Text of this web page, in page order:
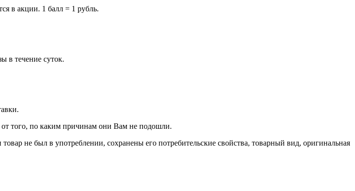
в акции. 1 балл = 1 рубль.
в течение суток.
того, по каким причинам они Вам не подошли.
не был в употреблении, сохранены его потребительские свойства, товарный вид, оригинальная